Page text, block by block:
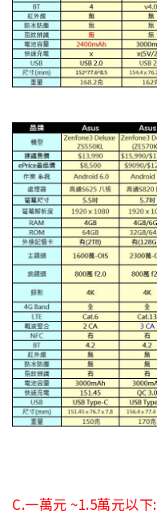
C.一萬元 ~1.5萬元以下: